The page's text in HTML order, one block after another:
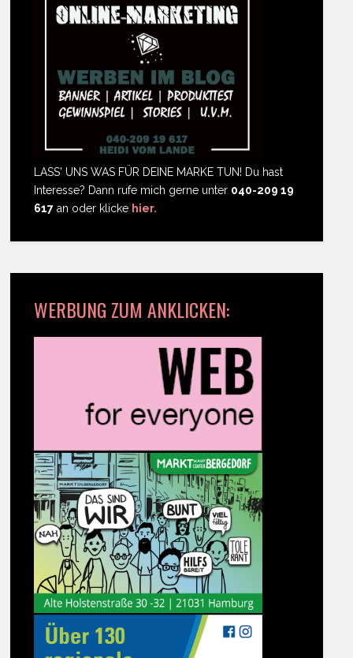
LASS' UNS WAS FÜR DEINE MARKE TUN! Du hast
Interesse? Dann rufe mich gerne unter 040-209 19
617 an oder klicke hier.
WERBUNG ZUM ANKLICKEN: